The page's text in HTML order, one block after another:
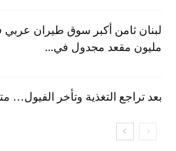
لبنان ثامن أكبر سوق طيران
مليون مقعد مجدول في...
بعد تراجع التغذية وتأخر الفيول…